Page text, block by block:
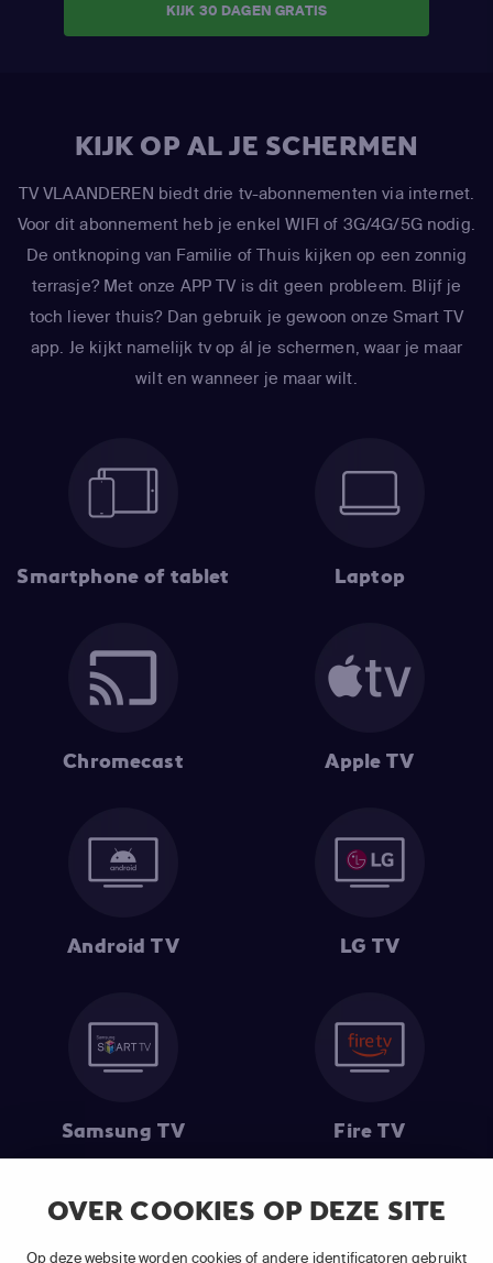
OVER COOKIES OP DEZE SITE
Op deze website worden cookies of andere identificatoren gebruikt
KIJK 30 DAGEN GRATIS
KIJK OP AL JE SCHERMEN
TV VLAANDEREN biedt drie tv-abonnementen via internet.
Voor dit abonnement heb je enkel WIFI of 3G/4G/5G nodig.
De ontknoping van Familie of Thuis kijken op een zonnig
terrasje? Met onze APP TV is dit geen probleem. Blijf je
toch liever thuis? Dan gebruik je gewoon onze Smart TV
app. Je kijkt namelijk tv op ál je schermen, waar je maar
wilt en wanneer je maar wilt.
Smartphone of tablet Laptop
Chromecast Apple TV
Android TV LG TV
Samsung TV Fire TV
(1) De eerste 30 dagen gratis: Geldig op alle nieuwe abonnementen